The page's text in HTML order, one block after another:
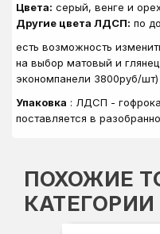
Цвета: серый, венге и
Другие цвета ЛДСП: по
есть возможность
на выбор матовый и
экономпанели 3800руб/шт)
Упаковка : ЛДСП -
поставляется в
ПОХОЖИЕ
КАТЕГОРИИ